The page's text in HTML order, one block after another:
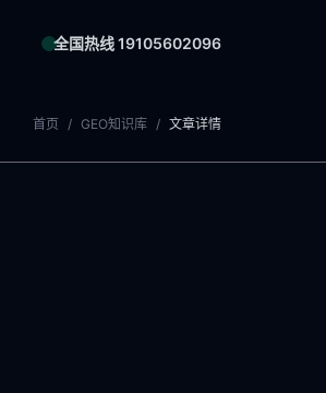
全国热线 19105602096
首页 / GEO知识库 / 文章详情